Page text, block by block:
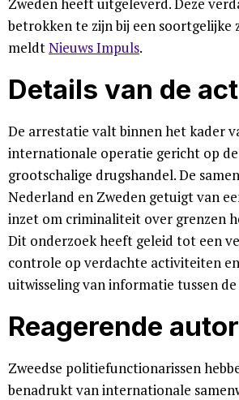
betrokken te zijn bij een soortgelijke
meldtNieuws Impuls.
Details van de
De arrestatie valt binnen het kader
internationale operatie gericht op
grootschalige drugshandel. De
Nederland en Zweden getuigt van
inzet om criminaliteit over grenzen
Dit onderzoek heeft geleid tot een
controle op verdachte activiteiten
uitwisseling van informatie tussen
Reagerende
Zweedse politiefunctionarissen
benadrukt van internationale